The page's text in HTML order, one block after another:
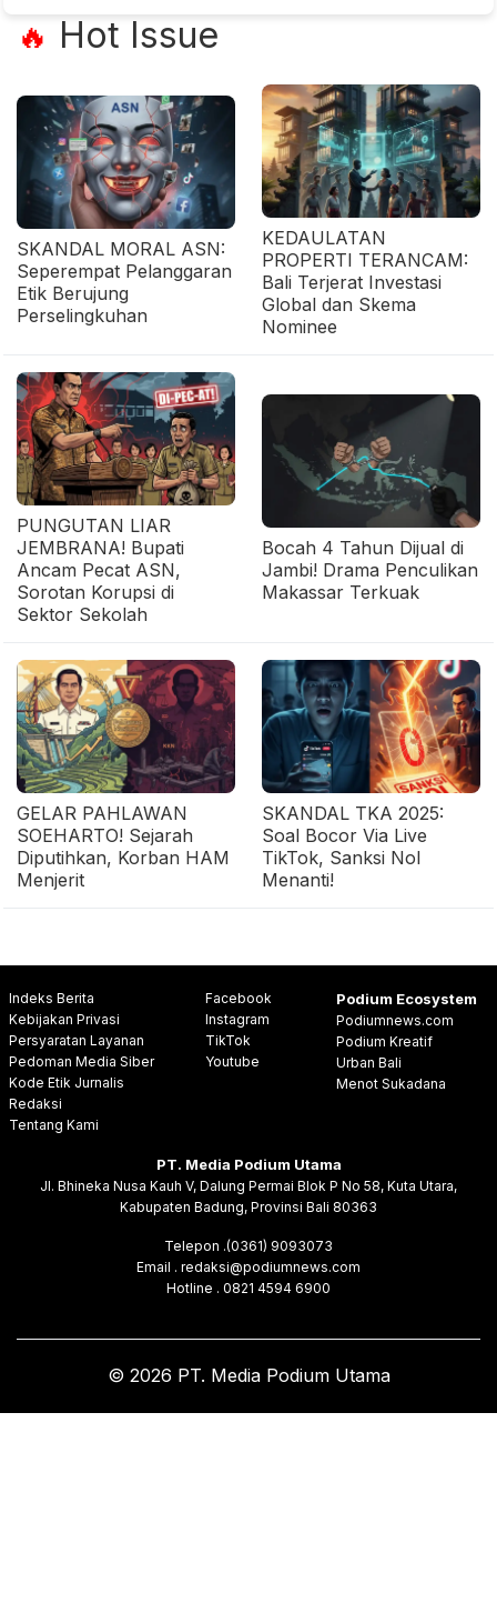
🔥 Hot Issue
SKANDAL MORAL ASN:
Seperempat Pelanggaran
Etik Berujung
Perselingkuhan
KEDAULATAN
PROPERTI TERANCAM:
Bali Terjerat Investasi
Global dan Skema
Nominee
PUNGUTAN LIAR
JEMBRANA! Bupati
Ancam Pecat ASN,
Sorotan Korupsi di
Sektor Sekolah
Bocah 4 Tahun Dijual di
Jambi! Drama Penculikan
Makassar Terkuak
GELAR PAHLAWAN
SOEHARTO! Sejarah
Diputihkan, Korban HAM
Menjerit
SKANDAL TKA 2025:
Soal Bocor Via Live
TikTok, Sanksi Nol
Menanti!
Indeks Berita
Kebijakan Privasi
Persyaratan Layanan
Pedoman Media Siber
Kode Etik Jurnalis
Redaksi
Tentang Kami
Facebook
Instagram
TikTok
Youtube
Podium Ecosystem
Podiumnews.com
Podium Kreatif
Urban Bali
Menot Sukadana
PT. Media Podium Utama
Jl. Bhineka Nusa Kauh V, Dalung Permai Blok P No 58, Kuta Utara,
Kabupaten Badung, Provinsi Bali 80363
Telepon .(0361) 9093073
Email . redaksi@podiumnews.com
Hotline . 0821 4594 6900
© 2026 PT. Media Podium Utama